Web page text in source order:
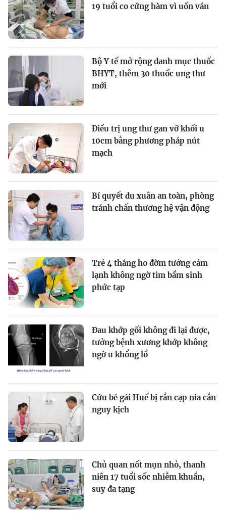
19 tuổi co cứng hàm vì uốn ván
Bộ Y tế mở rộng danh mục thuốc
BHYT, thêm 30 thuốc ung thư
mới
Điều trị ung thư gan vỡ khối u
10cm bằng phương pháp nút
mạch
Bí quyết du xuân an toàn, phòng
tránh chấn thương hệ vận động
Trẻ 4 tháng ho đờm tưởng cảm
lạnh không ngờ tim bẩm sinh
phức tạp
Đau khớp gối không đi lại được,
tưởng bệnh xương khớp không
ngờ u khổng lồ
Cứu bé gái Huế bị rắn cạp nia cắn
nguy kịch
Chủ quan nốt mụn nhỏ, thanh
niên 17 tuổi sốc nhiễm khuẩn,
suy đa tạng